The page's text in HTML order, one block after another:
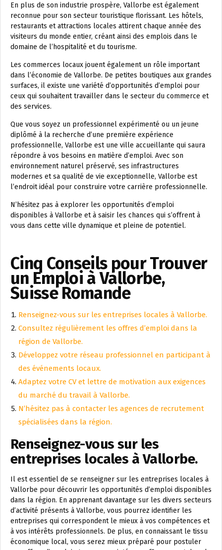
En plus de son industrie prospère, Vallorbe est également
reconnue pour son secteur touristique florissant. Les hôtels,
restaurants et attractions locales attirent chaque année des
visiteurs du monde entier, créant ainsi des emplois dans le
domaine de l’hospitalité et du tourisme.
Les commerces locaux jouent également un rôle important
dans l’économie de Vallorbe. De petites boutiques aux grandes
surfaces, il existe une variété d’opportunités d’emploi pour
ceux qui souhaitent travailler dans le secteur du commerce et
des services.
Que vous soyez un professionnel expérimenté ou un jeune
diplômé à la recherche d’une première expérience
professionnelle, Vallorbe est une ville accueillante qui saura
répondre à vos besoins en matière d’emploi. Avec son
environnement naturel préservé, ses infrastructures
modernes et sa qualité de vie exceptionnelle, Vallorbe est
l’endroit idéal pour construire votre carrière professionnelle.
N’hésitez pas à explorer les opportunités d’emploi
disponibles à Vallorbe et à saisir les chances qui s’offrent à
vous dans cette ville dynamique et pleine de potentiel.
Cinq Conseils pour Trouver
un Emploi à Vallorbe,
Suisse Romande
Renseignez-vous sur les entreprises locales à Vallorbe.
Consultez régulièrement les offres d’emploi dans la
région de Vallorbe.
Développez votre réseau professionnel en participant à
des événements locaux.
Adaptez votre CV et lettre de motivation aux exigences
du marché du travail à Vallorbe.
N’hésitez pas à contacter les agences de recrutement
spécialisées dans la région.
Renseignez-vous sur les
entreprises locales à Vallorbe.
Il est essentiel de se renseigner sur les entreprises locales à
Vallorbe pour découvrir les opportunités d’emploi disponibles
dans la région. En apprenant davantage sur les divers secteurs
d’activité présents à Vallorbe, vous pourrez identifier les
entreprises qui correspondent le mieux à vos compétences et
à vos intérêts professionnels. De plus, en connaissant le tissu
économique local, vous serez mieux préparé pour postuler